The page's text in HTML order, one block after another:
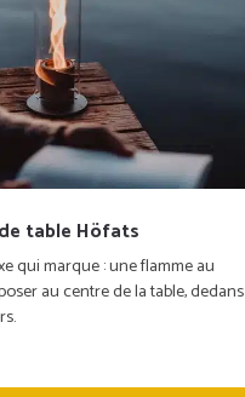
table Höfats
qui marque : une flamme au
au centre de la table, dedans